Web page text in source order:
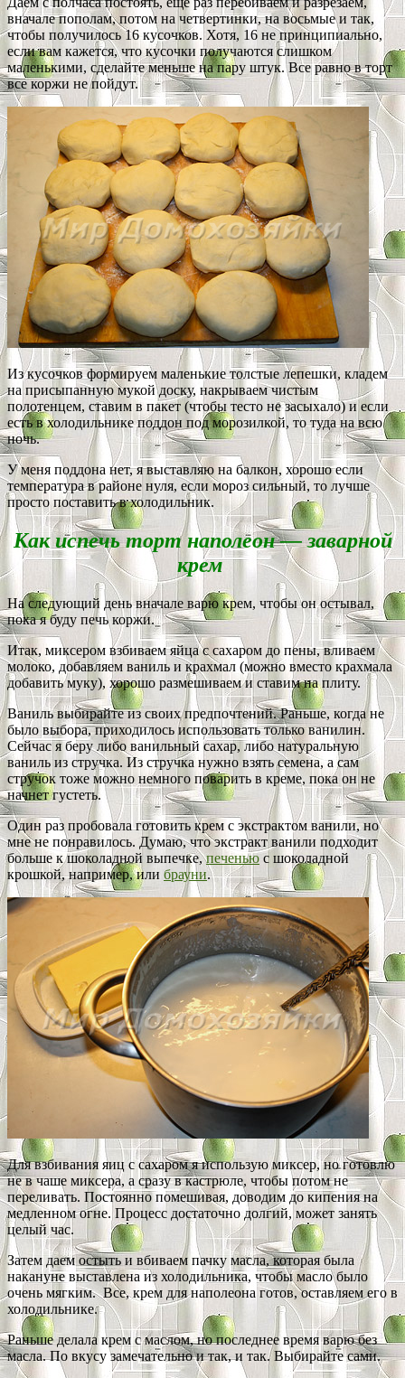
вначале пополам, потом на четвертинки, на восьмые и так,
чтобы получилось 16 кусочков. Хотя, 16 не принципиально,
если вам кажется, что кусочки получаются слишком
маленькими, сделайте меньше на пару штук. Все равно в торт
все коржи не пойдут.
Из кусочков формируем маленькие толстые лепешки, кладем
на присыпанную мукой доску, накрываем чистым
полотенцем, ставим в пакет (чтобы тесто не засыхало) и если
есть в холодильнике поддон под морозилкой, то туда на всю
ночь.
У меня поддона нет, я выставляю на балкон, хорошо если
температура в районе нуля, если мороз сильный, то лучше
просто поставить в холодильник.
Как испечь торт наполеон — заварной
крем
На следующий день вначале варю крем, чтобы он остывал,
пока я буду печь коржи.
Итак, миксером взбиваем яйца с сахаром до пены, вливаем
молоко, добавляем ваниль и крахмал (можно вместо крахмала
добавить муку), хорошо размешиваем и ставим на плиту.
Ваниль выбирайте из своих предпочтений. Раньше, когда не
было выбора, приходилось использовать только ванилин.
Сейчас я беру либо ванильный сахар, либо натуральную
ваниль из стручка. Из стручка нужно взять семена, а сам
стручок тоже можно немного поварить в креме, пока он не
начнет густеть.
Один раз пробовала готовить крем с экстрактом ванили, но
мне не понравилось. Думаю, что экстракт ванили подходит
больше к шоколадной выпечке,печенью с шоколадной
крошкой, например, или брауни.
Для взбивания яиц с сахаром я использую миксер, но готовлю
не в чаше миксера, а сразу в кастрюле, чтобы потом не
переливать. Постоянно помешивая, доводим до кипения на
медленном огне. Процесс достаточно долгий, может занять
целый час.
Затем даем остыть и вбиваем пачку масла, которая была
накануне выставлена из холодильника, чтобы масло было
очень мягким. Все, крем для наполеона готов, оставляем его в
холодильнике.
Раньше делала крем с маслом, но последнее время варю без
масла. По вкусу замечательно и так, и так. Выбирайте сами.